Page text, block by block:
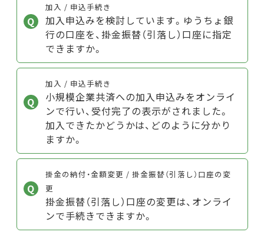
加入 / 申込手続き
加入申込みを検討しています。ゆうちょ銀
行の口座を、掛金振替（引落し）口座に指定
できますか。
加入 / 申込手続き
小規模企業共済への加入申込みをオンライ
ンで行い、受付完了の表示がされました。
加入できたかどうかは、どのように分かり
ますか。
掛金の納付・金額変更 / 掛金振替（引落し）口座の変
更
掛金振替（引落し）口座の変更は、オンライ
ンで手続きできますか。